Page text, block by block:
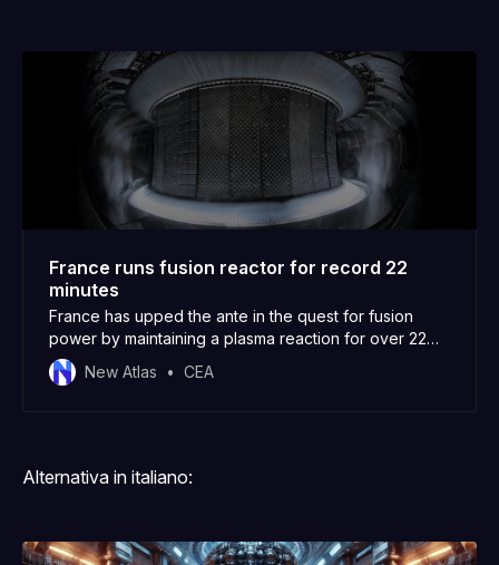
France runs fusion reactor for record 22
minutes
France has upped the ante in the quest for fusion
power by maintaining a plasma reaction for over 22
minutes – a new record. The milestone was reached
on February 12 at the Commissariat à l’énergie
New Atlas CEA
Alternativa in italiano: